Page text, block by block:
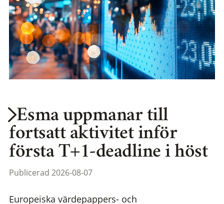
Esma uppmanar till
fortsatt aktivitet inför
första T+1-deadline i höst
Publicerad 2026-08-07
Europeiska värdepappers- och